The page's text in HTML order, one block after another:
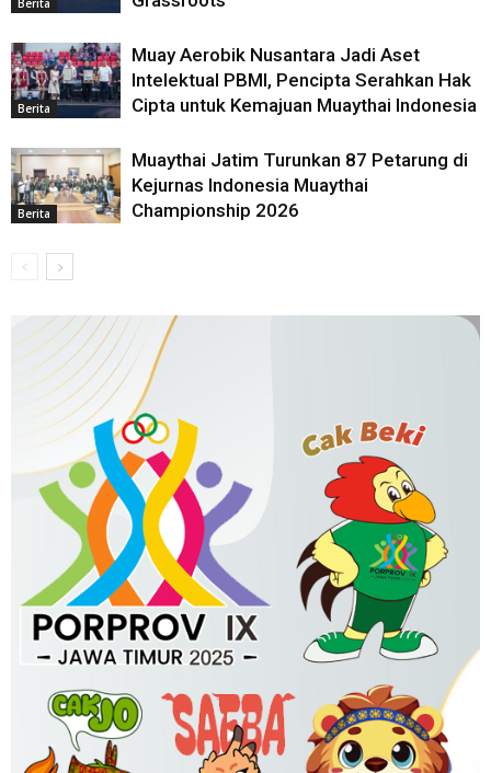
Berita
Muay Aerobik Nusantara Jadi Aset
Intelektual PBMI, Pencipta Serahkan Hak
Cipta untuk Kemajuan Muaythai Indonesia
Berita
Muaythai Jatim Turunkan 87 Petarung di
Kejurnas Indonesia Muaythai
Championship 2026